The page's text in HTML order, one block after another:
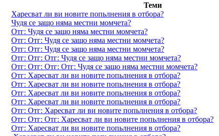
Теми
Харесват ли ви новите попьлнения в отбора?
Чудя се защо няма местни момчета?
Отг: Чудя се защо няма местни момчета?
Отг: Отг: Чудя се защо няма местни момчета?
Отг: Отг: Чудя се защо няма местни момчета?
Отг: Отг: Отг: Чудя се защо няма местни момчета?
Отг: Отг: Отг: Отг: Чудя се защо няма местни момчета?
Отг: Харесват ли ви новите попьлнения в отбора?
Отг: Харесват ли ви новите попьлнения в отбора?
Отг: Харесват ли ви новите попьлнения в отбора?
Отг: Харесват ли ви новите попьлнения в отбора?
Отг: Отг: Харесват ли ви новите попьлнения в отбора?
Отг: Отг: Отг: Харесват ли ви новите попьлнения в отбора?
Отг: Харесват ли ви новите попьлнения в отбора?